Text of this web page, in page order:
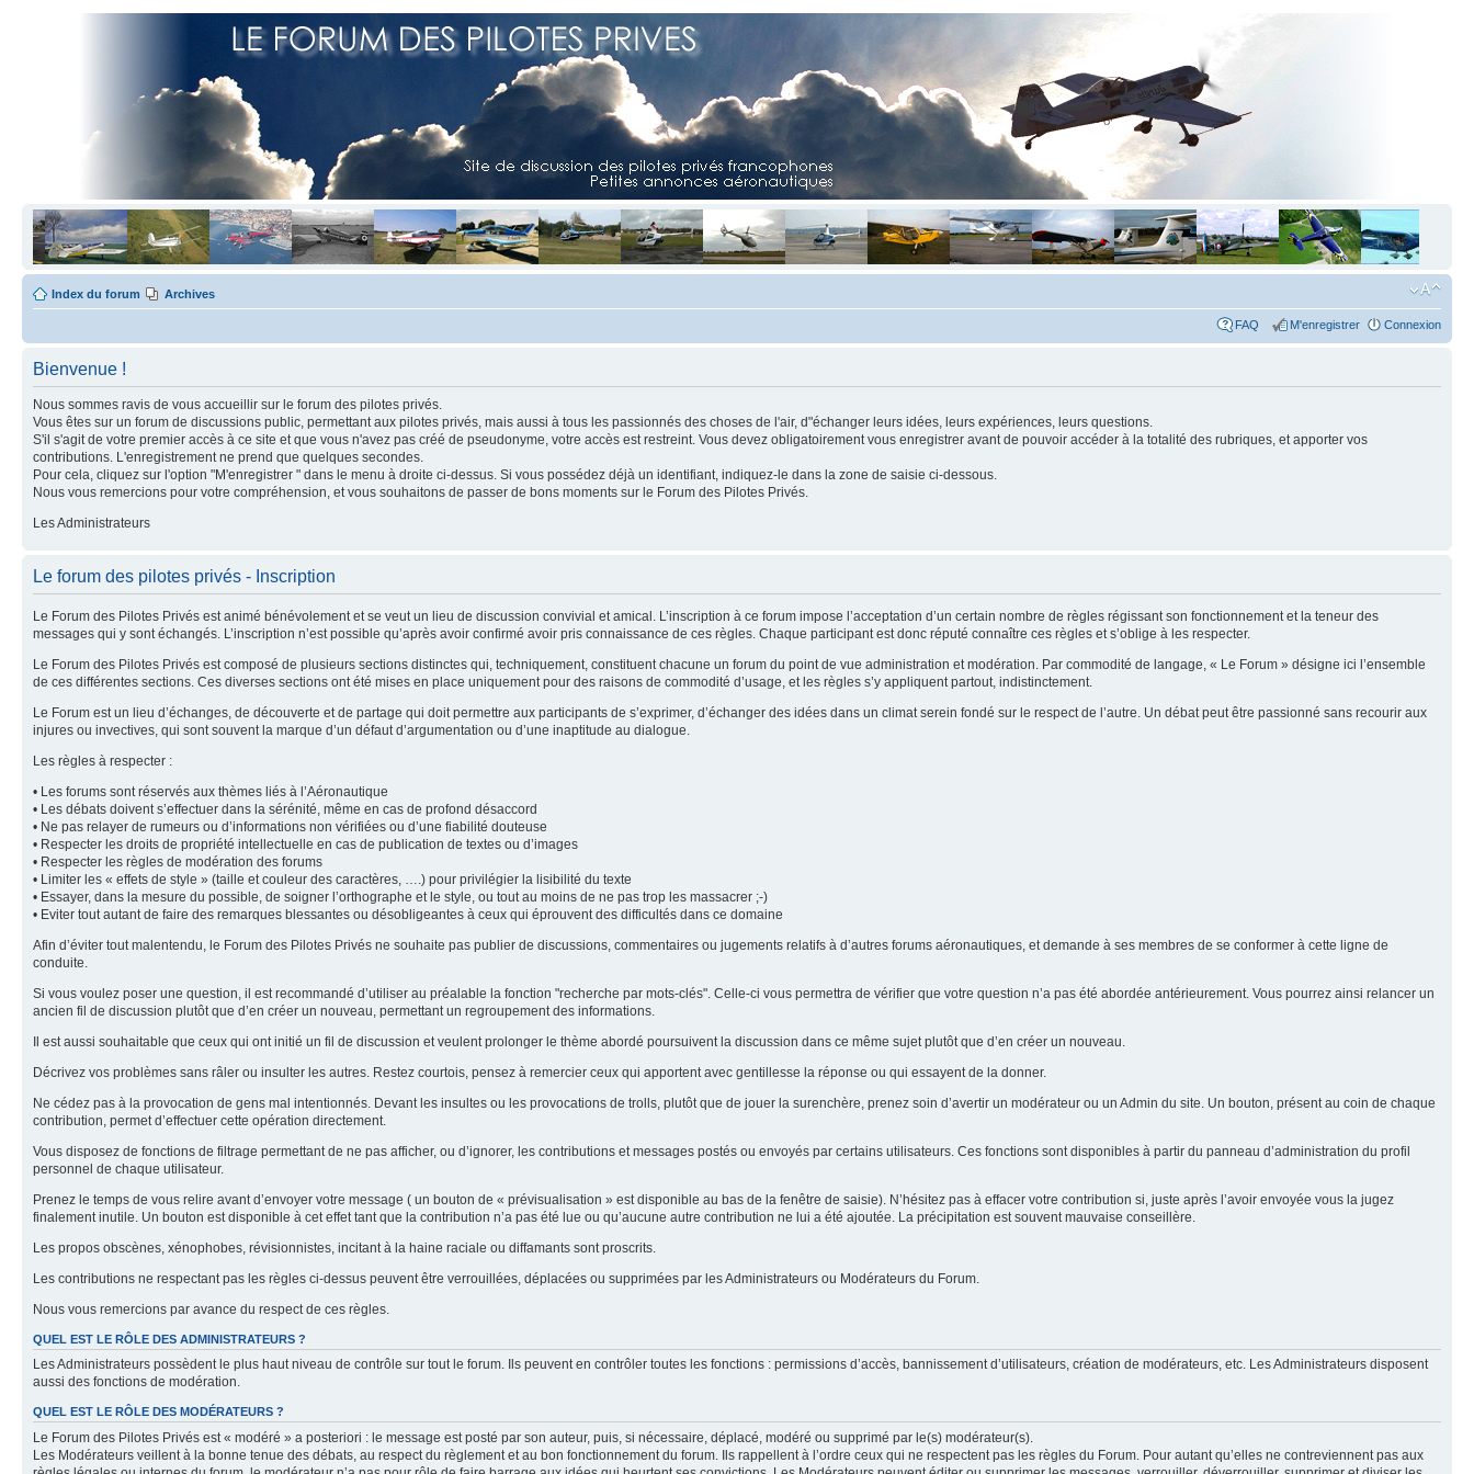
Index du forum Archives
FAQ M'enregistrer Connexion
Bienvenue !
Nous sommes ravis de vous accueillir sur le forum des pilotes privés.
Vous êtes sur un forum de discussions public, permettant aux pilotes privés, mais aussi à tous les passionnés des choses de l'air, d"échanger leurs idées, leurs expériences, leurs questions.
S'il s'agit de votre premier accès à ce site et que vous n'avez pas créé de pseudonyme, votre accès est restreint. Vous devez obligatoirement vous enregistrer avant de pouvoir accéder à la totalité des rubriques, et apporter vos
contributions. L'enregistrement ne prend que quelques secondes.
Pour cela, cliquez sur l'option "M'enregistrer " dans le menu à droite ci-dessus. Si vous possédez déjà un identifiant, indiquez-le dans la zone de saisie ci-dessous.
Nous vous remercions pour votre compréhension, et vous souhaitons de passer de bons moments sur le Forum des Pilotes Privés.
Les Administrateurs
Le forum des pilotes privés - Inscription
Le Forum des Pilotes Privés est animé bénévolement et se veut un lieu de discussion convivial et amical. L’inscription à ce forum impose l’acceptation d’un certain nombre de règles régissant son fonctionnement et la teneur des
messages qui y sont échangés. L’inscription n’est possible qu’après avoir confirmé avoir pris connaissance de ces règles. Chaque participant est donc réputé connaître ces règles et s’oblige à les respecter.
Le Forum des Pilotes Privés est composé de plusieurs sections distinctes qui, techniquement, constituent chacune un forum du point de vue administration et modération. Par commodité de langage, « Le Forum » désigne ici l’ensemble
de ces différentes sections. Ces diverses sections ont été mises en place uniquement pour des raisons de commodité d’usage, et les règles s’y appliquent partout, indistinctement.
Le Forum est un lieu d’échanges, de découverte et de partage qui doit permettre aux participants de s’exprimer, d’échanger des idées dans un climat serein fondé sur le respect de l’autre. Un débat peut être passionné sans recourir aux
injures ou invectives, qui sont souvent la marque d’un défaut d’argumentation ou d’une inaptitude au dialogue.
Les règles à respecter :
• Les forums sont réservés aux thèmes liés à l’Aéronautique
• Les débats doivent s’effectuer dans la sérénité, même en cas de profond désaccord
• Ne pas relayer de rumeurs ou d’informations non vérifiées ou d’une fiabilité douteuse
• Respecter les droits de propriété intellectuelle en cas de publication de textes ou d’images
• Respecter les règles de modération des forums
• Limiter les « effets de style » (taille et couleur des caractères, ….) pour privilégier la lisibilité du texte
• Essayer, dans la mesure du possible, de soigner l’orthographe et le style, ou tout au moins de ne pas trop les massacrer ;-)
• Eviter tout autant de faire des remarques blessantes ou désobligeantes à ceux qui éprouvent des difficultés dans ce domaine
Afin d’éviter tout malentendu, le Forum des Pilotes Privés ne souhaite pas publier de discussions, commentaires ou jugements relatifs à d’autres forums aéronautiques, et demande à ses membres de se conformer à cette ligne de
conduite.
Si vous voulez poser une question, il est recommandé d’utiliser au préalable la fonction "recherche par mots-clés". Celle-ci vous permettra de vérifier que votre question n’a pas été abordée antérieurement. Vous pourrez ainsi relancer un
ancien fil de discussion plutôt que d’en créer un nouveau, permettant un regroupement des informations.
Il est aussi souhaitable que ceux qui ont initié un fil de discussion et veulent prolonger le thème abordé poursuivent la discussion dans ce même sujet plutôt que d’en créer un nouveau.
Décrivez vos problèmes sans râler ou insulter les autres. Restez courtois, pensez à remercier ceux qui apportent avec gentillesse la réponse ou qui essayent de la donner.
Ne cédez pas à la provocation de gens mal intentionnés. Devant les insultes ou les provocations de trolls, plutôt que de jouer la surenchère, prenez soin d’avertir un modérateur ou un Admin du site. Un bouton, présent au coin de chaque
contribution, permet d’effectuer cette opération directement.
Vous disposez de fonctions de filtrage permettant de ne pas afficher, ou d’ignorer, les contributions et messages postés ou envoyés par certains utilisateurs. Ces fonctions sont disponibles à partir du panneau d’administration du profil
personnel de chaque utilisateur.
Prenez le temps de vous relire avant d’envoyer votre message ( un bouton de « prévisualisation » est disponible au bas de la fenêtre de saisie). N’hésitez pas à effacer votre contribution si, juste après l’avoir envoyée vous la jugez
finalement inutile. Un bouton est disponible à cet effet tant que la contribution n’a pas été lue ou qu’aucune autre contribution ne lui a été ajoutée. La précipitation est souvent mauvaise conseillère.
Les propos obscènes, xénophobes, révisionnistes, incitant à la haine raciale ou diffamants sont proscrits.
Les contributions ne respectant pas les règles ci-dessus peuvent être verrouillées, déplacées ou supprimées par les Administrateurs ou Modérateurs du Forum.
Nous vous remercions par avance du respect de ces règles.
QUEL EST LE RÔLE DES ADMINISTRATEURS ?
Les Administrateurs possèdent le plus haut niveau de contrôle sur tout le forum. Ils peuvent en contrôler toutes les fonctions : permissions d’accès, bannissement d’utilisateurs, création de modérateurs, etc. Les Administrateurs disposent
aussi des fonctions de modération.
QUEL EST LE RÔLE DES MODÉRATEURS ?
Le Forum des Pilotes Privés est « modéré » a posteriori : le message est posté par son auteur, puis, si nécessaire, déplacé, modéré ou supprimé par le(s) modérateur(s).
Les Modérateurs veillent à la bonne tenue des débats, au respect du règlement et au bon fonctionnement du forum. Ils rappellent à l’ordre ceux qui ne respectent pas les règles du Forum. Pour autant qu’elles ne contreviennent pas aux